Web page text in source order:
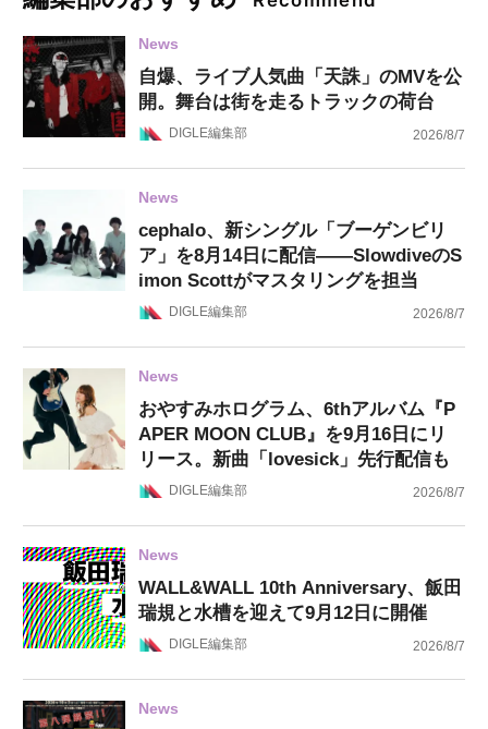
News
自爆、ライブ人気曲「天誅」のMVを公
開。舞台は街を走るトラックの荷台
DIGLE編集部 2026/8/7
News
cephalo、新シングル「ブーゲンビリ
ア」を8月14日に配信——SlowdiveのS
imon Scottがマスタリングを担当
DIGLE編集部 2026/8/7
News
おやすみホログラム、6thアルバム『P
APER MOON CLUB』を9月16日にリ
リース。新曲「lovesick」先行配信も
DIGLE編集部 2026/8/7
News
WALL&WALL 10th Anniversary、飯田
瑞規と水槽を迎えて9月12日に開催
DIGLE編集部 2026/8/7
News